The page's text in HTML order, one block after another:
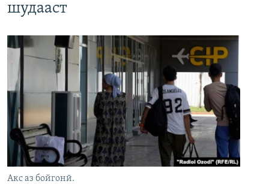
шудааст
Акс аз бойгонӣ.